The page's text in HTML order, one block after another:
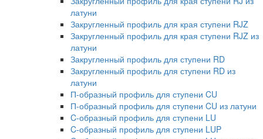
латуни
Закругленный профиль для края ступени RJZ
Закругленный профиль для края ступени RJZ из
латуни
Закругленный профиль для ступени RD
Закругленный профиль для ступени RD из
латуни
П-образный профиль для ступени CU
П-образный профиль для ступени CU из латуни
C-образный профиль для ступени LU
C-образный профиль для ступени LUP